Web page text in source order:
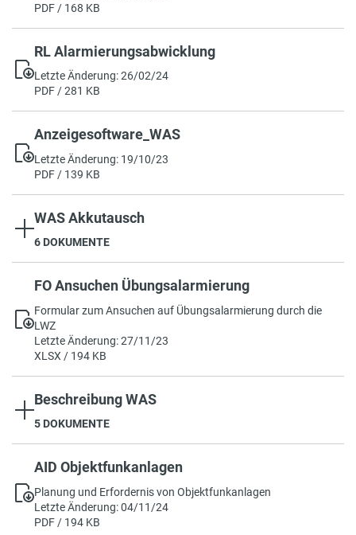
PDF / 168 KB
RL Alarmierungsabwicklung
Letzte Änderung: 26/02/24
PDF / 281 KB
Anzeigesoftware_WAS
Letzte Änderung: 19/10/23
PDF / 139 KB
WAS Akkutausch
6 DOKUMENTE
FO Ansuchen Übungsalarmierung
Formular zum Ansuchen auf Übungsalarmierung durch die
LWZ
Letzte Änderung: 27/11/23
XLSX / 194 KB
Beschreibung WAS
5 DOKUMENTE
AID Objektfunkanlagen
Planung und Erfordernis von Objektfunkanlagen
Letzte Änderung: 04/11/24
PDF / 194 KB